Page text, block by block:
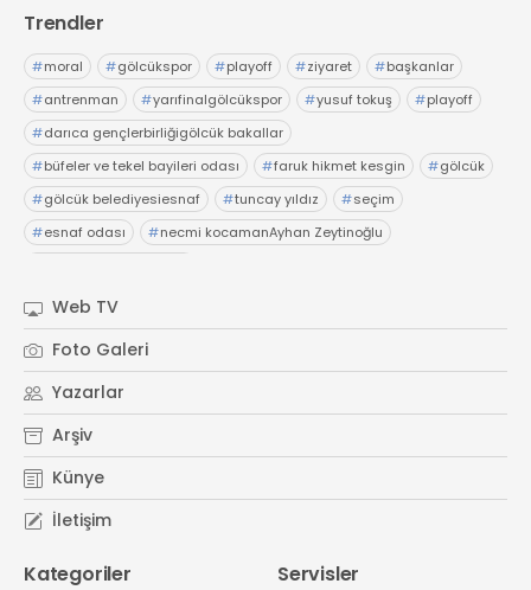
Trendler
#moral #gölcükspor #playoff #ziyaret #başkanlar
#antrenman #yarıfinalgölcükspor #yusuf tokuş #playoff
#darıca gençlerbirliğigölcük bakallar
#büfeler ve tekel bayileri odası #faruk hikmet kesgin #gölcük
#gölcük belediyesiesnaf #tuncay yıldız #seçim
#esnaf odası #necmi kocamanAyhan Zeytinoğlu
Web TV
Foto Galeri
Yazarlar
Arşiv
Künye
İletişim
Kategoriler Servisler